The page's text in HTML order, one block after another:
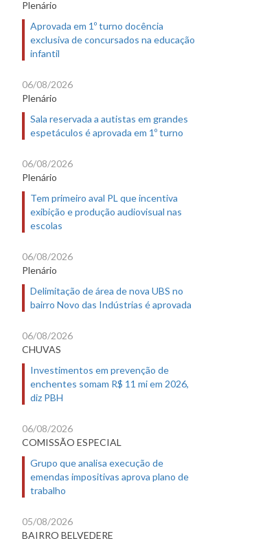
Plenário
Aprovada em 1º turno docência
exclusiva de concursados na educação
infantil
06/08/2026
Plenário
Sala reservada a autistas em grandes
espetáculos é aprovada em 1º turno
06/08/2026
Plenário
Tem primeiro aval PL que incentiva
exibição e produção audiovisual nas
escolas
06/08/2026
Plenário
Delimitação de área de nova UBS no
bairro Novo das Indústrias é aprovada
06/08/2026
CHUVAS
Investimentos em prevenção de
enchentes somam R$ 11 mi em 2026,
diz PBH
06/08/2026
COMISSÃO ESPECIAL
Grupo que analisa execução de
emendas impositivas aprova plano de
trabalho
05/08/2026
BAIRRO BELVEDERE